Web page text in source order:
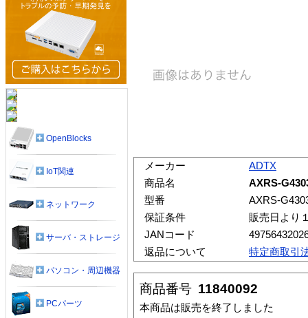
メーカー
ADTX
商品名
AXRS-
型番
AXRS-
保証条件
販売日より
JANコード
返品について
特定商取引
商品番号 11840092
本商品は販売を終了しました
OpenBlocks
IoT関連
ネットワーク
サーバ・ストレージ
パソコン・周辺機器
PCパーツ